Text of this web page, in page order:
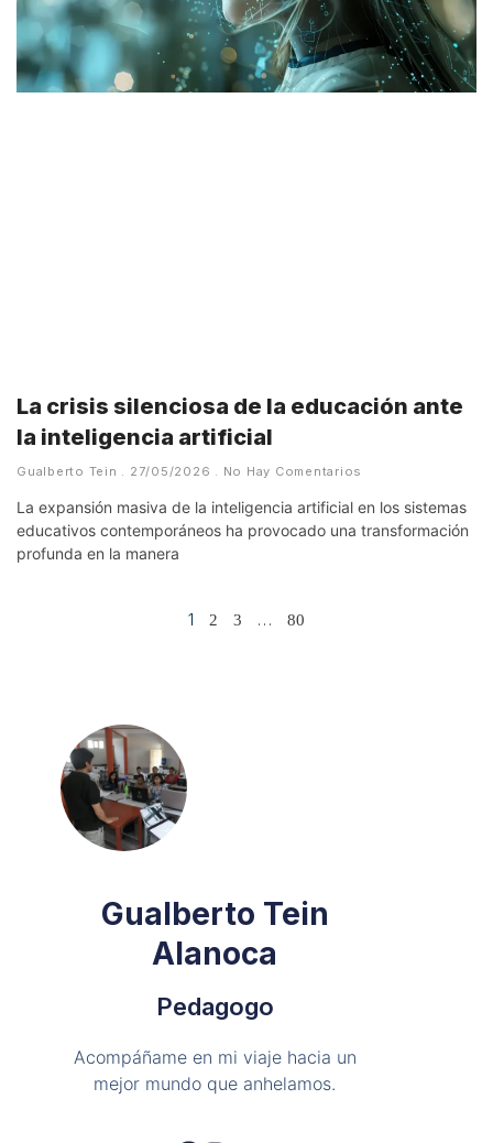
La crisis silenciosa de la educación ante
la inteligencia artificial
Gualberto Tein 27/05/2026 No Hay Comentarios
La expansión masiva de la inteligencia artificial en los sistemas
educativos contemporáneos ha provocado una transformación
profunda en la manera
1 2 3 … 80
Gualberto Tein
Alanoca
Pedagogo
Acompáñame en mi viaje hacia un
mejor mundo que anhelamos.